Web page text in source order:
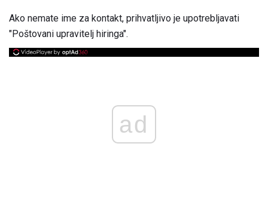
Ako nemate ime za kontakt, prihvatljivo je upotrebljavati
"Poštovani upravitelj hiringa".
ad